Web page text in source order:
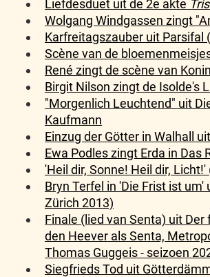
Liefdesduet uit de 2e akte
Wolgang Windgassen zingt
Karfreitagszauber uit Parsifal
Scène van de
René zingt de scène van
Birgit Nilson zingt de Isolde's
"Morgenlich Leuchtend" uit
Kaufmann
Einzug der Götter in Walhall
Ewa Podles zingt Erda in Das
'Heil dir, Sonne! Heil dir,
Bryn Terfel in 'Die Frist ist
Zürich 2013)
Finale (lied van Senta) uit
den Heever als Senta,
Thomas Guggeis - seizoen
Siegfrieds Tod uit